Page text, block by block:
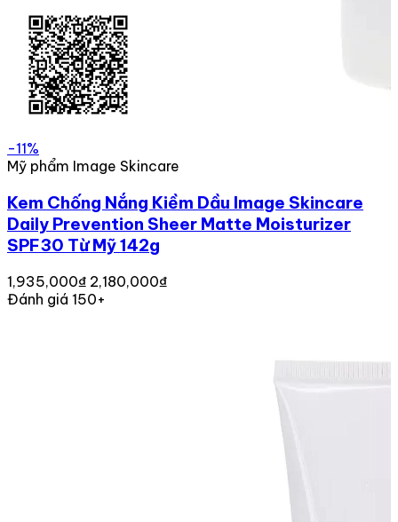
-11%
Mỹ phẩm Image Skincare
Kem Chống Nắng Kiềm Dầu Image Skincare
Daily Prevention Sheer Matte Moisturizer
SPF30 Từ Mỹ 142g
1,935,000₫ 2,180,000₫
Đánh giá 150+